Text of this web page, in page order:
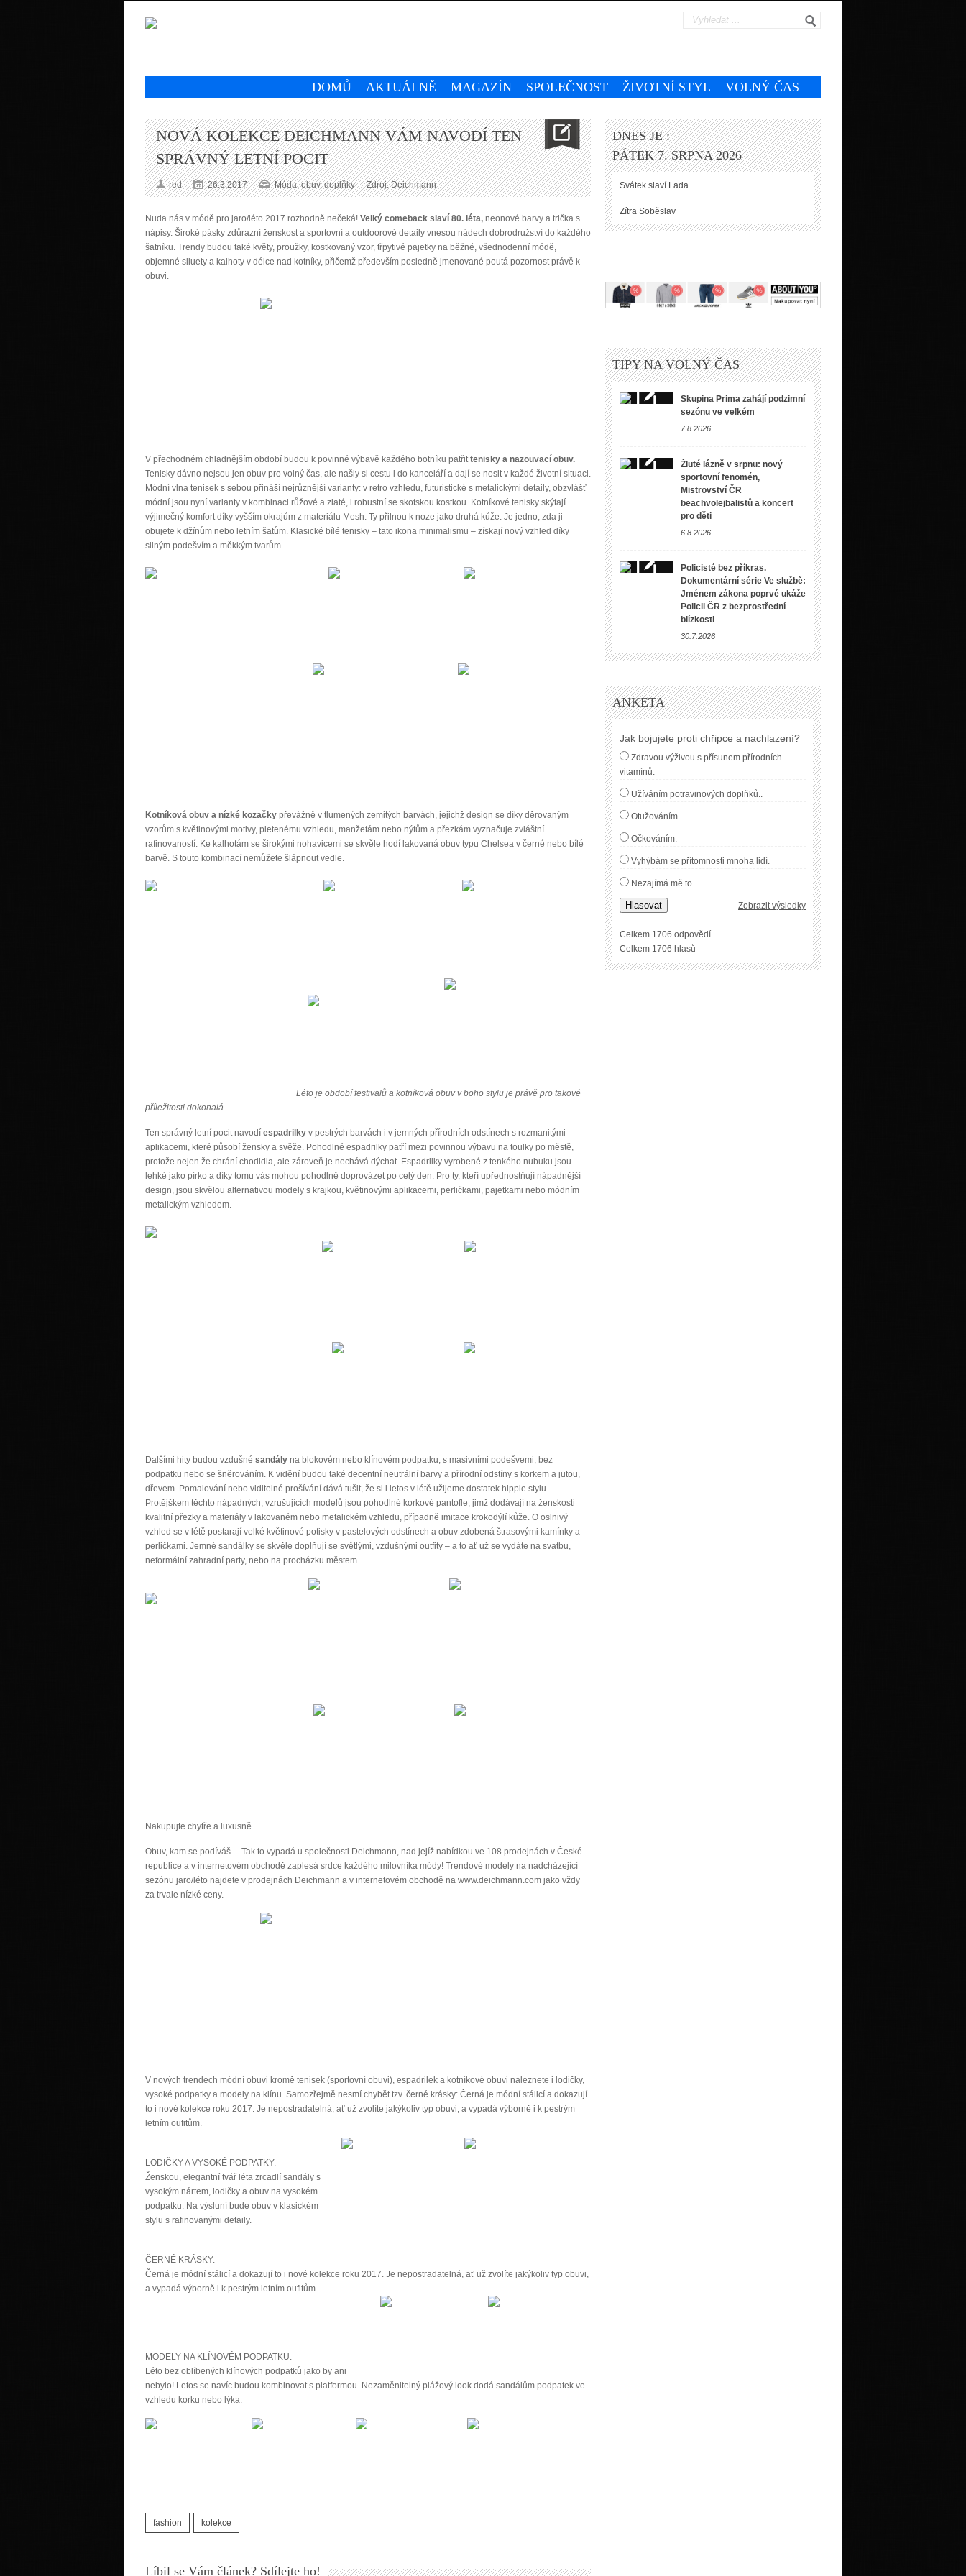
DOMŮ AKTUÁLNĚ MAGAZÍN SPOLEČNOST ŽIVOTNÍ STYL VOLNÝ ČAS
NOVÁ KOLEKCE DEICHMANN VÁM NAVODÍ TEN
SPRÁVNÝ LETNÍ POCIT
red Zdroj: Deichmann
26.3.2017 Móda, obuv, doplňky
Nuda nás v módě pro jaro/léto 2017 rozhodně nečeká! Velký comeback slaví 80. léta, neonové barvy a trička s
nápisy. Široké pásky zdůrazní ženskost a sportovní a outdoorové detaily vnesou nádech dobrodružství do každého
šatníku. Trendy budou také květy, proužky, kostkovaný vzor, třpytivé pajetky na běžné, všednodenní módě,
objemné siluety a kalhoty v délce nad kotníky, přičemž především posledně jmenované poutá pozornost právě k
obuvi.
V přechodném chladnějším období budou k povinné výbavě každého botníku patřittenisky a nazouvací obuv.
Tenisky dávno nejsou jen obuv pro volný čas, ale našly si cestu i do kanceláří a dají se nosit v každé životní situaci.
Módní vlna tenisek s sebou přináší nejrůznější varianty: v retro vzhledu, futuristické s metalickými detaily, obzvlášť
módní jsou nyní varianty v kombinaci růžové a zlaté, i robustní se skotskou kostkou. Kotníkové tenisky skýtají
výjimečný komfort díky vyšším okrajům z materiálu Mesh. Ty přilnou k noze jako druhá kůže. Je jedno, zda ji
obujete k džínům nebo letním šatům. Klasické bílé tenisky – tato ikona minimalismu – získají nový vzhled díky
silným podešvím a měkkým tvarům.
Kotníková obuv a nízké kozačky převážně v tlumených zemitých barvách, jejichž design se díky děrovaným
vzorům s květinovými motivy, pletenému vzhledu, manžetám nebo nýtům a přezkám vyznačuje zvláštní
rafinovaností. Ke kalhotám se širokými nohavicemi se skvěle hodí lakovaná obuv typu Chelsea v černé nebo bílé
barvě. S touto kombinací nemůžete šlápnout vedle.
Léto je období festivalů a kotníková obuv v boho stylu je právě pro takové
příležitosti dokonalá.
Ten správný letní pocit navodí espadrilky v pestrých barvách i v jemných přírodních odstínech s rozmanitými
aplikacemi, které působí žensky a svěže. Pohodlné espadrilky patří mezi povinnou výbavu na toulky po městě,
protože nejen že chrání chodidla, ale zároveň je nechává dýchat. Espadrilky vyrobené z tenkého nubuku jsou
lehké jako pírko a díky tomu vás mohou pohodlně doprovázet po celý den. Pro ty, kteří upřednostňují nápadnější
design, jsou skvělou alternativou modely s krajkou, květinovými aplikacemi, perličkami, pajetkami nebo módním
metalickým vzhledem.
Dalšími hity budou vzdušné sandály na blokovém nebo klínovém podpatku, s masivními podešvemi, bez
podpatku nebo se šněrováním. K vidění budou také decentní neutrální barvy a přírodní odstíny s korkem a jutou,
dřevem. Pomalování nebo viditelné prošívání dává tušit, že si i letos v létě užijeme dostatek hippie stylu.
Protějškem těchto nápadných, vzrušujících modelů jsou pohodlné korkové pantofle, jimž dodávají na ženskosti
kvalitní přezky a materiály v lakovaném nebo metalickém vzhledu, případně imitace krokodýlí kůže. O oslnivý
vzhled se v létě postarají velké květinové potisky v pastelových odstínech a obuv zdobená štrasovými kamínky a
perličkami. Jemné sandálky se skvěle doplňují se světlými, vzdušnými outfity – a to ať už se vydáte na svatbu,
neformální zahradní party, nebo na procházku městem.
Nakupujte chytře a luxusně.
Obuv, kam se podíváš… Tak to vypadá u společnosti Deichmann, nad jejíž nabídkou ve 108 prodejnách v České
republice a v internetovém obchodě zaplesá srdce každého milovníka módy! Trendové modely na nadcházející
sezónu jaro/léto najdete v prodejnách Deichmann a v internetovém obchodě na www.deichmann.com jako vždy
za trvale nízké ceny.
V nových trendech módní obuvi kromě tenisek (sportovní obuvi), espadrilek a kotníkové obuvi naleznete i lodičky,
vysoké podpatky a modely na klínu. Samozřejmě nesmí chybět tzv. černé krásky: Černá je módní stálicí a dokazují
to i nové kolekce roku 2017. Je nepostradatelná, ať už zvolíte jakýkoliv typ obuvi, a vypadá výborně i k pestrým
letním oufitům.
LODIČKY A VYSOKÉ PODPATKY:
Ženskou, elegantní tvář léta zrcadlí sandály s
vysokým nártem, lodičky a obuv na vysokém
podpatku. Na výsluní bude obuv v klasickém
stylu s rafinovanými detaily.
ČERNÉ KRÁSKY:
Černá je módní stálicí a dokazují to i nové kolekce roku 2017. Je nepostradatelná, ať už zvolíte jakýkoliv typ obuvi,
a vypadá výborně i k pestrým letním oufitům.
MODELY NA KLÍNOVÉM PODPATKU:
Léto bez oblíbených klínových podpatků jako by ani
nebylo! Letos se navíc budou kombinovat s platformou. Nezaměnitelný plážový look dodá sandálům podpatek ve
vzhledu korku nebo lýka.
fashion kolekce
Líbil se Vám článek? Sdílejte ho!
DNES JE :
PÁTEK 7. SRPNA 2026
Svátek slaví Lada
Zítra Soběslav
TIPY NA VOLNÝ ČAS
Skupina Prima zahájí podzimní
sezónu ve velkém
7.8.2026
Žluté lázně v srpnu: nový
sportovní fenomén,
Mistrovství ČR
beachvolejbalistů a koncert
pro děti
6.8.2026
Policisté bez příkras.
Dokumentární série Ve službě:
Jménem zákona poprvé ukáže
Policii ČR z bezprostřední
blízkosti
30.7.2026
ANKETA
Jak bojujete proti chřipce a nachlazení?
Zdravou výživou s přísunem přírodních
vitamínů.
Užíváním potravinových doplňků..
Otužováním.
Očkováním.
Vyhýbám se přítomnosti mnoha lidí.
Nezajímá mě to.
Hlasovat Zobrazit výsledky
Celkem 1706 odpovědí
Celkem 1706 hlasů